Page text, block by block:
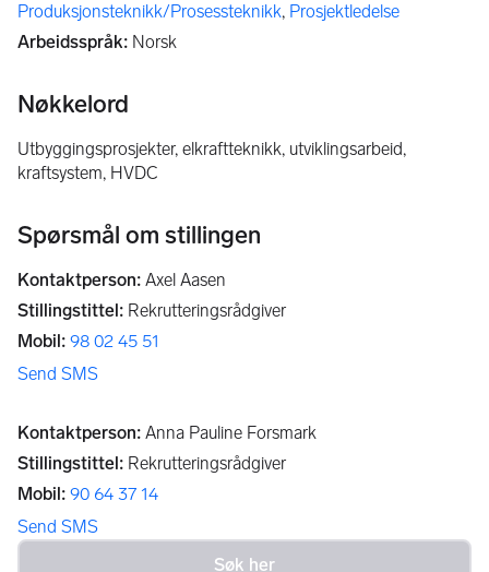
Produksjonsteknikk/Prosessteknikk, Prosjektledelse
Arbeidsspråk: Norsk
Nøkkelord
utbyggingsprosjekter, elkraftteknikk, utviklingsarbeid,
kraftsystem, HVDC
Spørsmål om stillingen
Kontaktperson: Axel Aasen
Stillingstittel: Rekrutteringsrådgiver
Mobil: 98 02 45 51
Send SMS
Kontaktperson: Anna Pauline Forsmark
Stillingstittel: Rekrutteringsrådgiver
Mobil: 90 64 37 14
Send SMS